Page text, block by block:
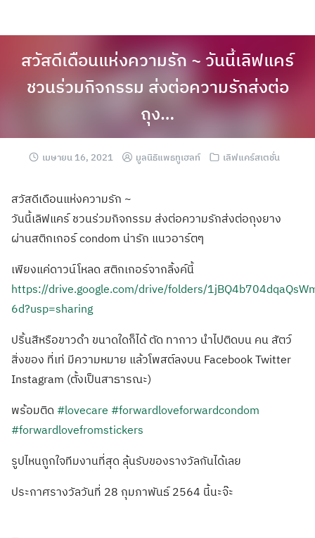
สวัสดีเดือนแห่งความรัก ~ วันนี้เลิฟแคร์
ชวนร่วมกิจกรรม ส่งต่อความรักส่งต่อ
ถุง…
เมษายน 16, 2021 มูลนิธิแพธทูเฮลท์ เลิฟแคร์สเตชั่น
สวัสดีเดือนแห่งความรัก ~
วันนี้เลิฟแคร์ ชวนร่วมกิจกรรม ส่งต่อความรักส่งต่อถุงยาง
ผ่านสติกเกอร์ condom น่ารัก แนวอาร์ตๆ
เพียงแค่ดาวน์โหลด สติกเกอร์จากลิ้งค์นี้
https://drive.google.com/drive/folders/
6d?usp=sharing
ปริ้นสีหรือขาวดำ ขนาดใดก็ได้ ตัด ทากาว นำไปติดบน คน สัตว์
สิ่งของ ที่เท่ มีความหมาย แล้วโพสต์ลงบน Facebook Twitter
Instagram (ตั้งเป็นสาธารณะ)
พร้อมติด #lovecare #forwardloveforwardcondom
#forwardlovefromstickers
รูปไหนถูกใจทีมงานที่สุด ลุ้นรับของรางวัลกันได้เลย
ประกาศรางวัลวันที่ 28 กุมภาพันธ์ 2564 นี้นะจ๊ะ